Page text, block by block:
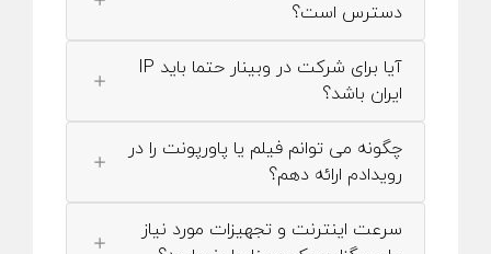
دسترس است؟
آیا برای شرکت در وبینار حتما باید IP
ایران باشد؟
چگونه می توانم فیلم یا پاورپونت را در
رویدادم ارائه دهم؟
سرعت اینترنت و تجهیزات مورد نیاز